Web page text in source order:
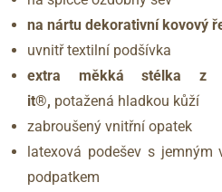
na nártu dekorativní kovový
uvnitř textilní podšívka
extra měkká stélka
z
it®, potažená hladkou kůží
zabroušený vnitřní opatek
latexová podešev s jemným
podpatkem